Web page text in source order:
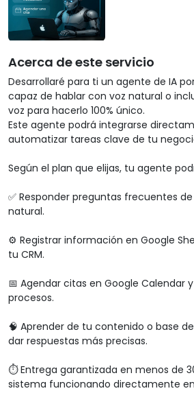
Acerca de este servicio
Desarrollaré para ti un agente de IA
capaz de hablar con voz natural o
voz para hacerlo 100% único.
Este agente podrá integrarse
automatizar tareas clave de tu
Según el plan que elijas, tu agente
✅ Responder preguntas frecuentes
natural.
⚙️ Registrar información en Google
tu CRM.
📅 Agendar citas en Google Calendar
procesos.
🧠 Aprender de tu contenido o base
dar respuestas más precisas.
⏱️ Entrega garantizada en menos de
sistema funcionando directamente